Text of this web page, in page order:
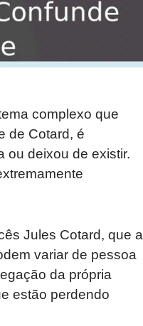
complexo que
de Cotard, é
ou deixou de existir.
Jules Cotard, que a
variar de pessoa
da própria
estão perdendo